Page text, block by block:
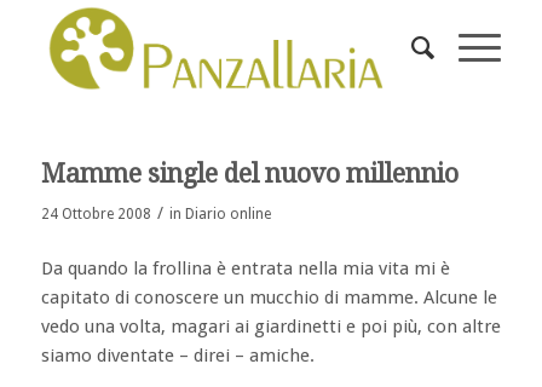
Mamme single del nuovo millennio
24 Ottobre 2008 / in Diario online
Da quando la frollina è entrata nella mia vita mi è
capitato di conoscere un mucchio di mamme. Alcune le
vedo una volta, magari ai giardinetti e poi più, con altre
siamo diventate – direi – amiche.